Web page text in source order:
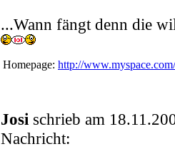
...Wann fängt denn die
Homepage: http://
Josi schrieb am
Nachricht: